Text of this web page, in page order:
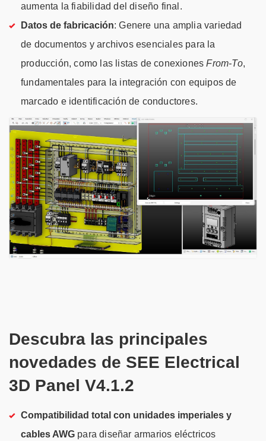
aumenta la fiabilidad del diseño final.
Datos de fabricación: Genere una amplia variedad
de documentos y archivos esenciales para la
producción, como las listas de conexionesFrom-To,
fundamentales para la integración con equipos de
marcado e identificación de conductores.
Descubra las principales
novedades de SEE Electrical
3D Panel V4.1.2
Compatibilidad total con unidades imperiales y
cables AWG para diseñar armarios eléctricos